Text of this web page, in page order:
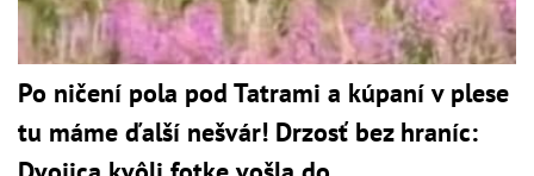
Po ničení pola pod Tatrami a kúpaní v plese
tu máme ďalší nešvár! Drzosť bez hraníc: